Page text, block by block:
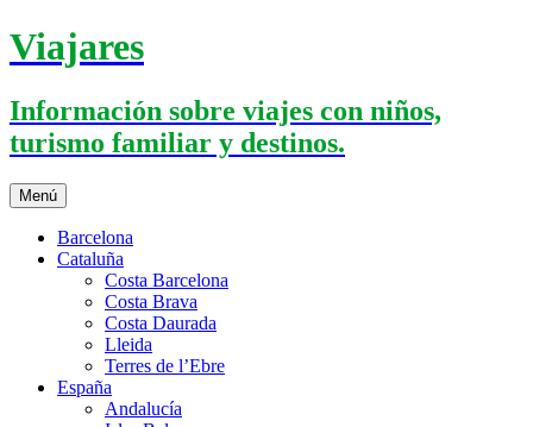
Saltar
al
Viajares
Información sobre viajes con niños,
turismo familiar y destinos.
Menú
Barcelona
Cataluña
Costa Barcelona
Costa Brava
Costa Daurada
Lleida
Terres de l’Ebre
España
Andalucía